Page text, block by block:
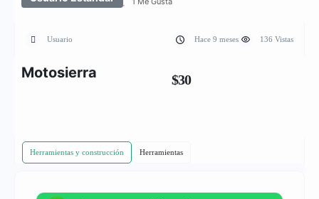
Usuario Hace 9 meses 136 Vistas
Motosierra $30
Herramientas y construcción Herramientas